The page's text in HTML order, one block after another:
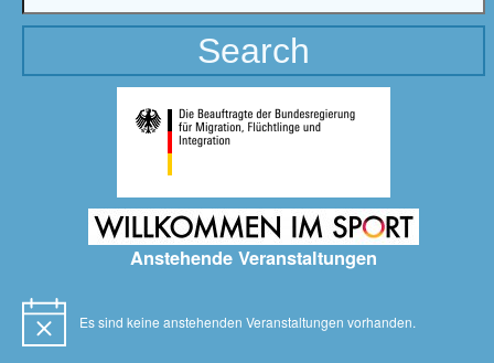
Anstehende Veranstaltungen
Hinweis Es sind keine anstehenden Veranstaltungen vorhanden.